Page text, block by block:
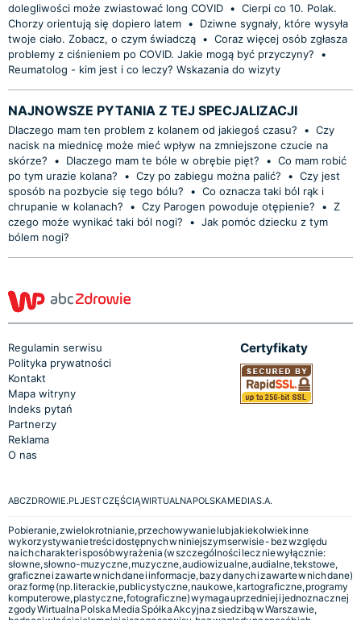
dolegliwości może zwiastować long COVID • Cierpi co 10. Polak.
Chorzy orientują się dopiero latem •
Dziwne sygnały, które wysyła
twoje ciało. Zobacz, o czym świadczą • Coraz więcej osób zgłasza
problemy z ciśnieniem po COVID. Jakie mogą być przyczyny?
•
Reumatolog - kim jest i co leczy? Wskazania do wizyty
NAJNOWSZE PYTANIA Z TEJ SPECJALIZACJI
Dlaczego mam ten problem z kolanem od jakiegoś czasu? • Czy
nacisk na miednicę może mieć wpływ na zmniejszone czucie na
skórze?
• Dlaczego mam te bóle w obrębie pięt? • Co mam robić
po tym urazie kolana?
• Czy po zabiegu można palić? • Czy jest
sposób na pozbycie się tego bólu?
• Co oznacza taki ból rąk i
chrupanie w kolanach?
• Czy Parogen powoduje otępienie? • Z
czego może wynikać taki ból nogi?
• Jak pomóc dziecku z tym
bólem nogi?
Regulamin serwisu
Polityka prywatności
Kontakt
Mapa witryny
Indeks pytań
Partnerzy
Reklama
O nas
Certyfikaty
ABCZDROWIE.PL JEST CZĘŚCIĄ WIRTUALNA POLSKA MEDIA S.A.
Pobieranie, zwielokrotnianie, przechowywanie lub jakiekolwiek inne
wykorzystywanie treści dostępnych w niniejszym serwisie - bez względu
na ich charakter i sposób wyrażenia (w szczególności lecz nie wyłącznie:
słowne, słowno-muzyczne, muzyczne, audiowizualne, audialne, tekstowe,
graficzne i zawarte w nich dane i informacje, bazy danych i zawarte w nich dane)
oraz formę (np. literackie, publicystyczne, naukowe, kartograficzne, programy
komputerowe, plastyczne, fotograficzne) wymaga uprzedniej i jednoznacznej
zgody Wirtualna Polska Media Spółka Akcyjna z siedzibą w Warszawie,